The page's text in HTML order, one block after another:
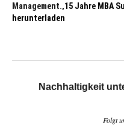
Management.‚15 Jahre MBA
herunterladen
Nachhaltigkeit
Folgt